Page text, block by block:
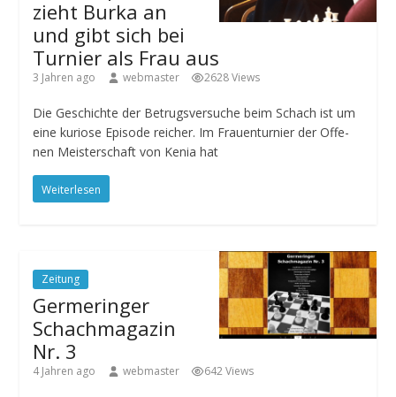
zieht Burka an
und gibt sich bei
Turnier als Frau aus
3 Jahren ago webmaster 2628 Views
Die Ge­schich­te der Be­trugs­ver­su­che beim Schach ist um
ei­ne ku­rio­se Epi­so­de rei­cher. Im Frau­en­tur­nier der Of­fe­
nen Meis­ter­schaft von Ke­nia hat
Weiterlesen
Zeitung
Germeringer
Schachmagazin
Nr. 3
4 Jahren ago webmaster 642 Views